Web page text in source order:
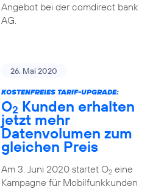
Angebot bei der comdirect bank
AG.
26. Mai 2020
KOSTENFREIES TARIF-UPGRADE:
O2 Kunden erhalten
jetzt mehr
Datenvolumen zum
gleichen Preis
Am 3. Juni 2020 startet O2eine
Kampagne für Mobilfunkkunden